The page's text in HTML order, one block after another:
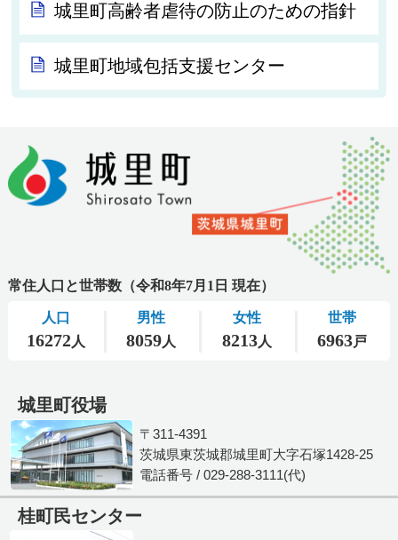
城里町高齢者虐待の防止のための指針
城里町地域包括支援センター
城里町役場
〒311-4391
茨城県東茨城郡城里町大字石塚1428-25
電話番号 / 029-288-3111(代)
桂町民センター